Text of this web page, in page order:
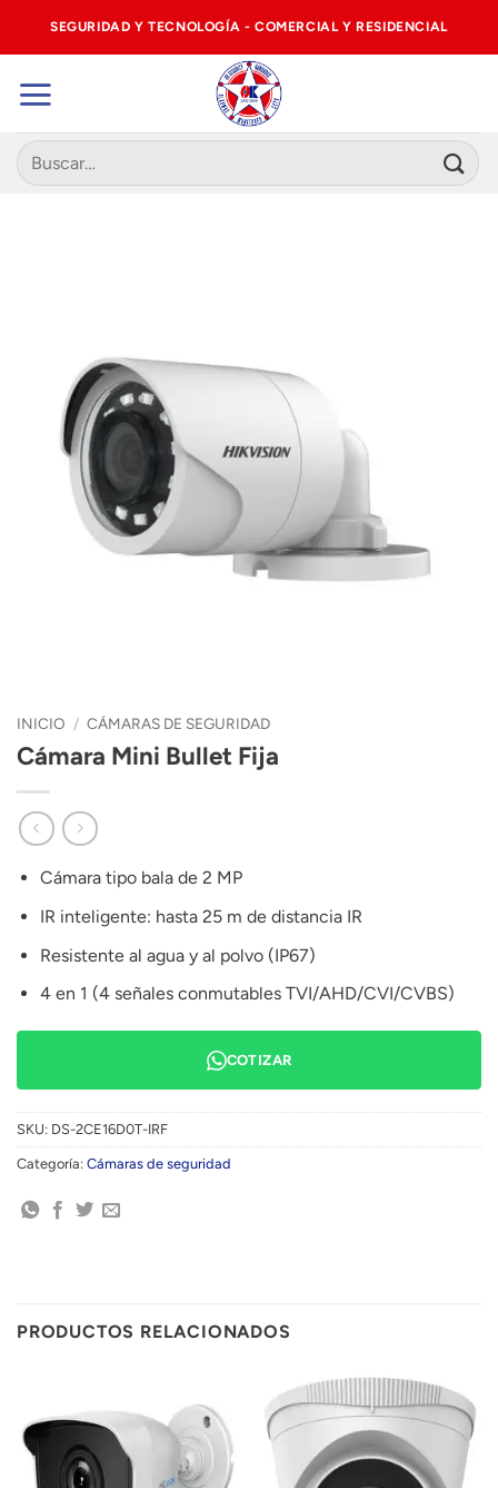
SEGURIDAD Y TECNOLOGÍA - COMERCIAL Y RESIDENCIAL
Buscar
por:
INICIO / CÁMARAS DE SEGURIDAD
Cámara Mini Bullet Fija
Cámara tipo bala de 2 MP
IR inteligente: hasta 25 m de distancia IR
Resistente al agua y al polvo (IP67)
4 en 1 (4 señales conmutables TVI/AHD/CVI/CVBS)
COTIZAR
SKU: DS-2CE16D0T-IRF
Categoría: Cámaras de seguridad
PRODUCTOS RELACIONADOS